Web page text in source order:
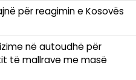
për reagimin e Kosovës
në autoudhë për
të mallrave me masë